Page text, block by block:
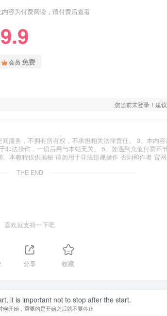
内容为付费阅读，请付费后查看
9.9
会员 免费
您当前未登录！建
服务，不拥有所有权，不承担相关法律责任。 3、本内
法操作，一切后果与本站无关。 5、如遇到充值付费环
本教程仅供揭秘 请勿用于非法违规操作 否则和作者 官
THE END
喜欢就支持一下吧
分享 收藏
it is important not to stop after the start.
候开始，重要的是开始之后就不要停止